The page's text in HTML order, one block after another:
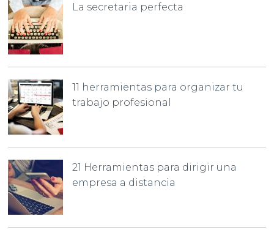
La secretaria perfecta
11 herramientas para organizar tu
trabajo profesional
21 Herramientas para dirigir una
empresa a distancia